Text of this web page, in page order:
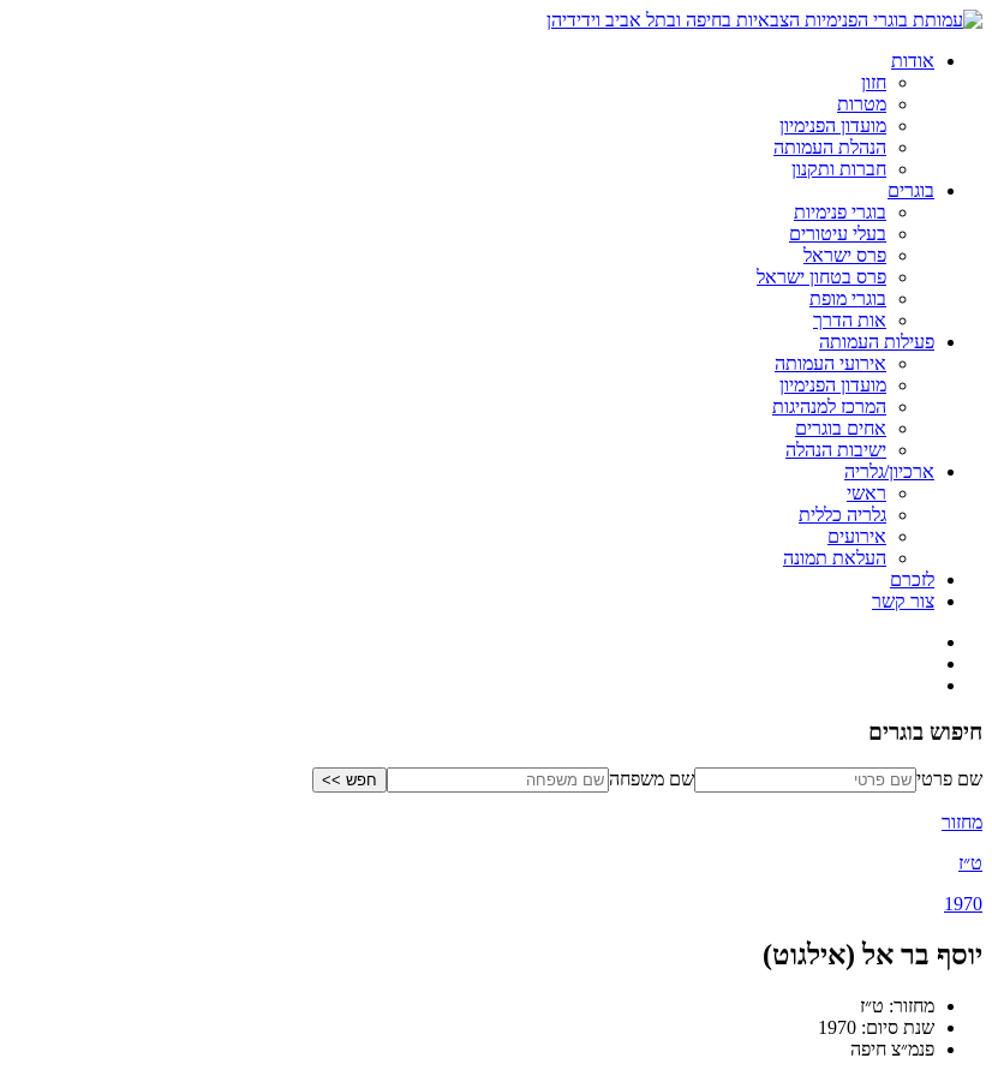
אודות
חזון
מטרות
מועדון הפנימיון
הנהלת העמותה
חברות ותקנון
בוגרים
בוגרי פנימיות
בעלי עיטורים
פרס ישראל
פרס בטחון ישראל
בוגרי מופת
אות הדרך
פעילות העמותה
אירועי העמותה
מועדון הפנימיון
המרכז למנהיגות
אחים בוגרים
ישיבות הנהלה
ארכיון/גלריה
ראשי
גלריה כללית
אירועים
העלאת תמונה
לזכרם
צור קשר
חיפוש בוגרים
שם פרטי שם משפחה
מחזור
ט״ז
1970
יוסף בר אל (אילגוט)
מחזור: ט״ז
שנת סיום: 1970
פנמ״צ חיפה